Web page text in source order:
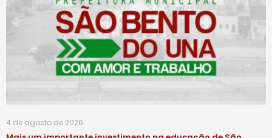
4 de agosto de 2026